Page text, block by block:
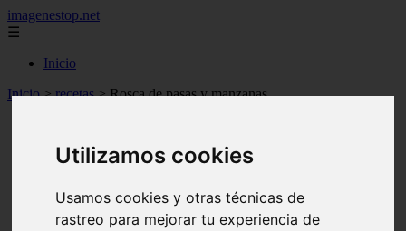
Utilizamos cookies
Usamos cookies y otras técnicas de
rastreo para mejorar tu experiencia de
imagenestop.net
☰
Inicio
Inicio > recetas >Rosca de pasas y manzanas